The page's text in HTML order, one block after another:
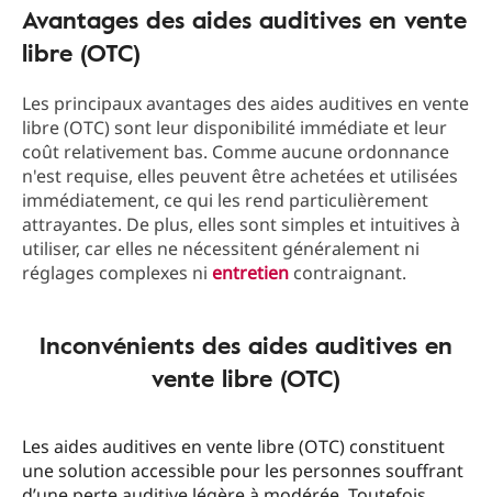
Avantages des aides auditives en vente
libre (OTC)
Les principaux avantages des aides auditives en vente
libre (OTC) sont leur disponibilité immédiate et leur
coût relativement bas. Comme aucune ordonnance
n'est requise, elles peuvent être achetées et utilisées
immédiatement, ce qui les rend particulièrement
attrayantes. De plus, elles sont simples et intuitives à
utiliser, car elles ne nécessitent généralement ni
réglages complexes ni entretien contraignant.
Inconvénients des aides auditives en
vente libre (OTC)
Les aides auditives en vente libre (OTC) constituent
une solution accessible pour les personnes souffrant